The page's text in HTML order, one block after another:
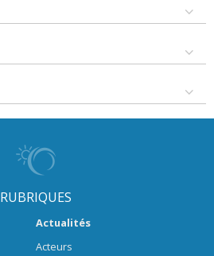
RUBRIQUES
Actualités
Acteurs